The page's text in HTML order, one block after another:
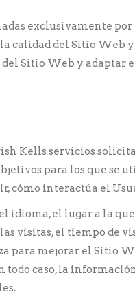
exclusivamente por
calidad del Sitio Web
Sitio Web y adaptar
Kells servicios
para los que se
cómo interactúa el
idioma, el lugar a la
visitas, el tiempo de
para mejorar el Sitio
todo caso, la